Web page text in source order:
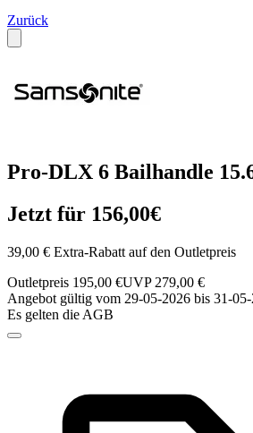
Zurück
Pro-DLX 6 Bailhandle
Jetzt für 156,00€
39,00 € Extra-Rabatt auf den Outletpreis
Outletpreis 195,00 €UVP 279,00 €
Angebot gültig vom 29-05-2026 bis 31-
Es gelten die AGB